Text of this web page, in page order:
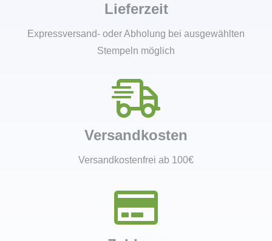
Lieferzeit
Expressversand- oder Abholung bei ausgewählten
Stempeln möglich
Versandkosten
Versandkostenfrei ab 100€